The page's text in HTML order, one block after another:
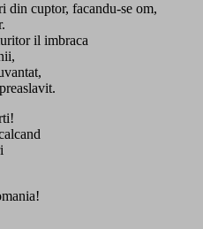
din cuptor, facandu-se om,
il imbraca